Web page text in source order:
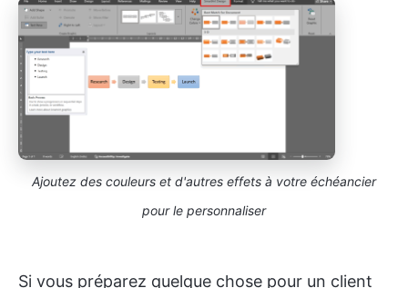
Ajoutez des couleurs et d'autres effets à votre échéancier
pour le personnaliser
Si vous préparez quelque chose pour un client